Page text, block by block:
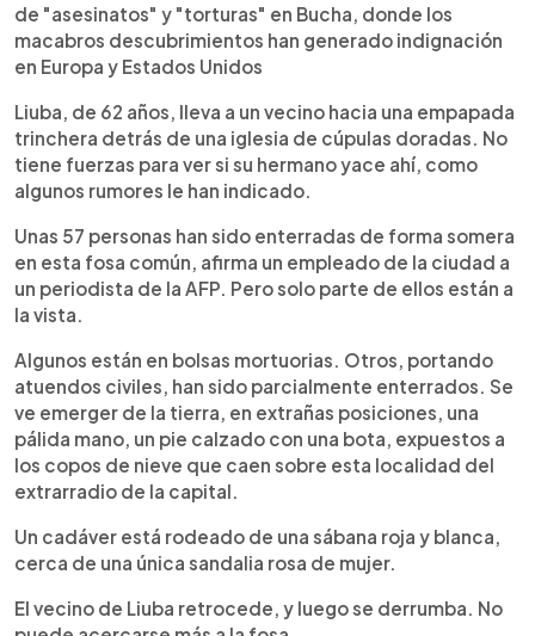
de "asesinatos" y "torturas" en Bucha, donde los
macabros descubrimientos han generado indignación
en Europa y Estados Unidos
Liuba, de 62 años, lleva a un vecino hacia una empapada
trinchera detrás de una iglesia de cúpulas doradas. No
tiene fuerzas para ver si su hermano yace ahí, como
algunos rumores le han indicado.
Unas 57 personas han sido enterradas de forma somera
en esta fosa común, afirma un empleado de la ciudad a
un periodista de la AFP. Pero solo parte de ellos están a
la vista.
Algunos están en bolsas mortuorias. Otros, portando
atuendos civiles, han sido parcialmente enterrados. Se
ve emerger de la tierra, en extrañas posiciones, una
pálida mano, un pie calzado con una bota, expuestos a
los copos de nieve que caen sobre esta localidad del
extrarradio de la capital.
Un cadáver está rodeado de una sábana roja y blanca,
cerca de una única sandalia rosa de mujer.
El vecino de Liuba retrocede, y luego se derrumba. No